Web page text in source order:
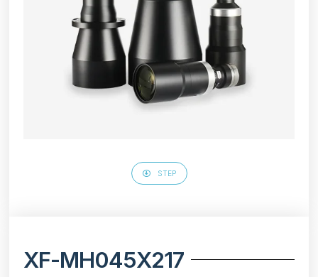
STEP
XF-MH045X217